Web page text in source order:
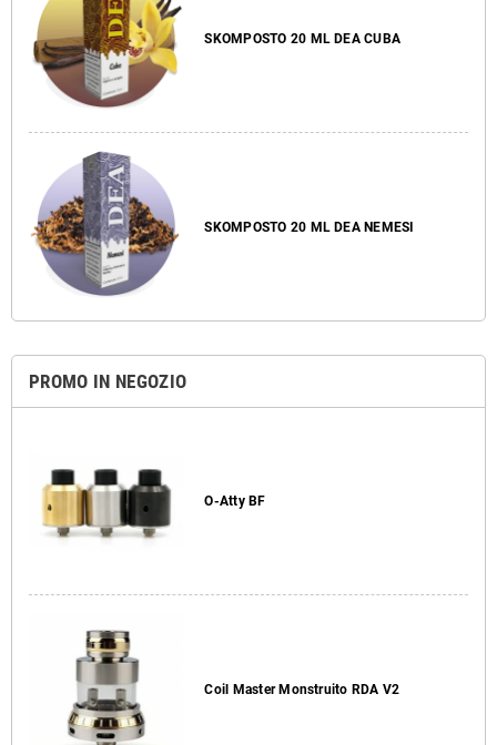
SKOMPOSTO 20 ML DEA CUBA
SKOMPOSTO 20 ML DEA NEMESI
PROMO IN NEGOZIO
O-Atty BF
Coil Master Monstruito RDA V2